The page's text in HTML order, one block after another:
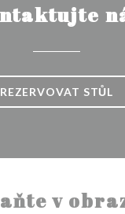
REZERVOVAT STŮL
v